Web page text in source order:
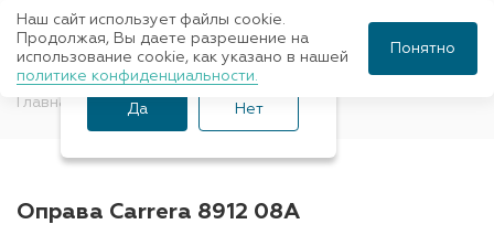
Главная Оправы для очков CARRERA
Оправа Carrera 8912 08A
Ваш город Санкт-
Петербург?
Да Нет
Наш сайт использует файлы cookie.
Продолжая, Вы даете разрешение на
использование cookie, как указано в нашей
политике конфиденциальности.
Понятно